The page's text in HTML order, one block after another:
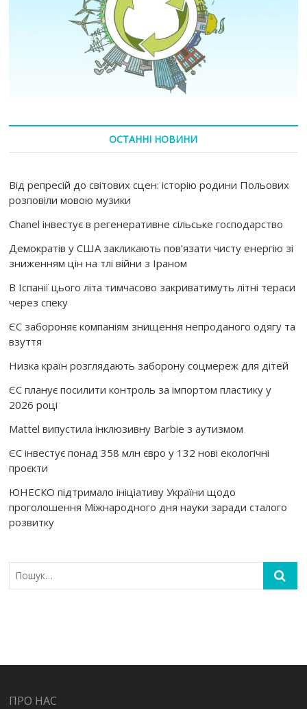
ОСТАННІ НОВИНИ
Від репресій до світових сцен: історію родини Польових
розповіли мовою музики
Chanel інвестує в регенеративне сільське господарство
Демократів у США закликають пов’язати чисту енергію зі
зниженням цін на тлі війни з Іраном
В Іспанії цього літа тимчасово закриватимуть літні тераси
через спеку
ЄС забороняє компаніям знищення непроданого одягу та
взуття
Низка країн розглядають заборону соцмереж для дітей
ЄС планує посилити контроль за імпортом пластику у
2026 році
Mattel випустила інклюзивну Barbie з аутизмом
ЄС інвестує понад 358 млн євро у 132 нові екологічні
проєкти
ЮНЕСКО підтримало ініціативу України щодо
проголошення Міжнародного дня науки заради сталого
розвитку
ПРО НАС